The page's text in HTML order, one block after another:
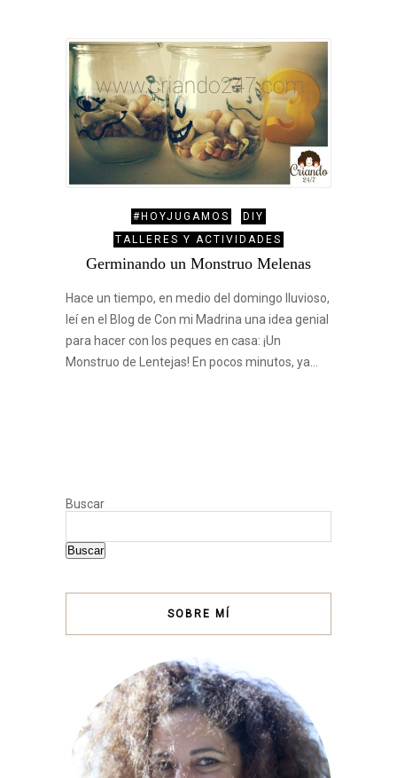
#HOYJUGAMOS
DIY
TALLERES Y ACTIVIDADES
Germinando un Monstruo Melenas
Hace un tiempo, en medio del domingo lluvioso,
leí en el Blog de Con mi Madrina una idea genial
para hacer con los peques en casa: ¡Un
Monstruo de Lentejas! En pocos minutos, ya…
Buscar
Buscar
SOBRE MÍ